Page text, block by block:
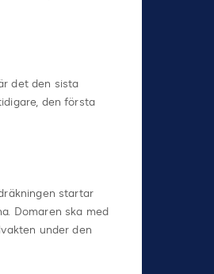
det den sista
den första
startar
Domaren ska med
under den